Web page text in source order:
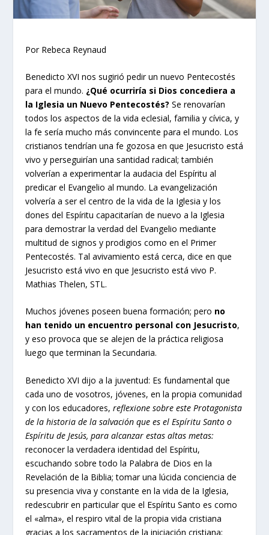
Por Rebeca Reynaud
Benedicto XVI nos sugirió pedir un nuevo Pentecostés
para el mundo. ¿Qué ocurriría si Dios concediera a
la Iglesia un Nuevo Pentecostés?Se renovarían
todos los aspectos de la vida eclesial, familia y cívica, y
la fe sería mucho más convincente para el mundo. Los
cristianos tendrían una fe gozosa en que Jesucristo está
vivo y perseguirían una santidad radical; también
volverían a experimentar la audacia del Espíritu al
predicar el Evangelio al mundo. La evangelización
volvería a ser el centro de la vida de la Iglesia y los
dones del Espíritu capacitarían de nuevo a la Iglesia
para demostrar la verdad del Evangelio mediante
multitud de signos y prodigios como en el Primer
Pentecostés. Tal avivamiento está cerca, dice en que
Jesucristo está vivo en que Jesucristo está vivo P.
Mathias Thelen, STL.
Muchos jóvenes poseen buena formación; pero no
han tenido un encuentro personal con Jesucristo,
y eso provoca que se alejen de la práctica religiosa
luego que terminan la Secundaria.
Benedicto XVI dijo a la juventud: Es fundamental que
cada uno de vosotros, jóvenes, en la propia comunidad
y con los educadores, reflexione sobre este Protagonista
de la historia de la salvación que es el Espíritu Santo o
Espíritu de Jesús, para alcanzar estas altas metas:
reconocer la verdadera identidad del Espíritu,
escuchando sobre todo la Palabra de Dios en la
Revelación de la Biblia; tomar una lúcida conciencia de
su presencia viva y constante en la vida de la Iglesia,
redescubrir en particular que el Espíritu Santo es como
el «alma», el respiro vital de la propia vida cristiana
gracias a los sacramentos de la iniciación cristiana: